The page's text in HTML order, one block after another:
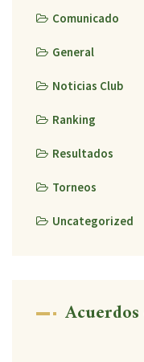
Comunicado
General
Noticias Club
Ranking
Resultados
Torneos
Uncategorized